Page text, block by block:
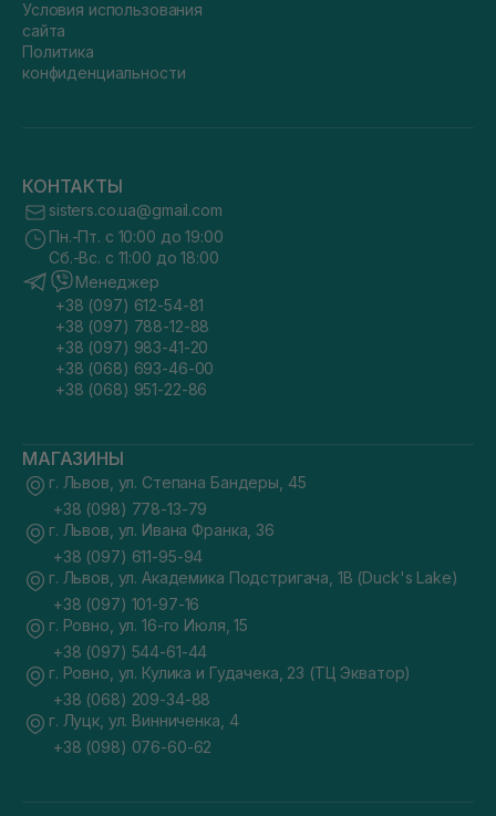
Условия использования
сайта
Политика
конфиденциальности
КОНТАКТЫ
sisters.co.ua@gmail.com
Пн.-Пт. с 10:00 до 19:00
Сб.-Вс. с 11:00 до 18:00
Менеджер
+38 (097) 612-54-81
+38 (097) 788-12-88
+38 (097) 983-41-20
+38 (068) 693-46-00
+38 (068) 951-22-86
МАГАЗИНЫ
г. Львов, ул. Степана Бандеры, 45
+38 (098) 778-13-79
г. Львов, ул. Ивана Франка, 36
+38 (097) 611-95-94
г. Львов, ул. Академика Подстригача, 1В (Duck's Lake)
+38 (097) 101-97-16
г. Ровно, ул. 16-го Июля, 15
+38 (097) 544-61-44
г. Ровно, ул. Кулика и Гудачека, 23 (ТЦ Экватор)
+38 (068) 209-34-88
г. Луцк, ул. Винниченка, 4
+38 (098) 076-60-62